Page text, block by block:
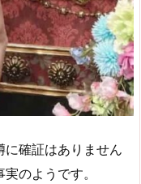
確証はありません
のようです。